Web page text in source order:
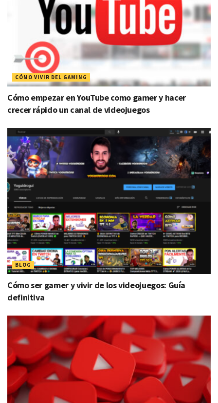
CÓMO VIVIR DEL GAMING
Cómo empezar en YouTube como gamer y hacer
crecer rápido un canal de videojuegos
BLOG
Cómo ser gamer y vivir de los videojuegos: Guía
definitiva